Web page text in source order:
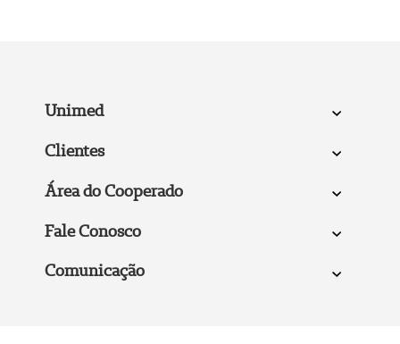
Unimed
Clientes
Área do Cooperado
Fale Conosco
Comunicação